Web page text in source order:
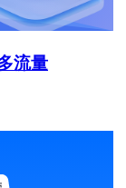
流量